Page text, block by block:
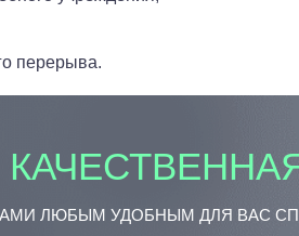
перерыва.
ЛЮБЫМ УДОБНЫМ ДЛЯ ВАС